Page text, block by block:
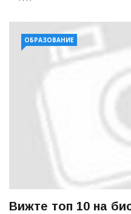
ОБРАЗОВАНИЕ
Вижте топ 10 на